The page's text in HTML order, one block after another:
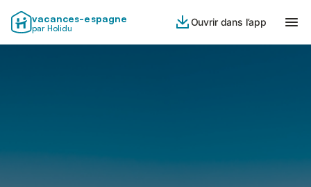
vacances-espagne
par Holidu
Ouvrir dans l’app